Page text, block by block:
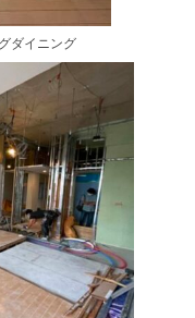
ダイニング